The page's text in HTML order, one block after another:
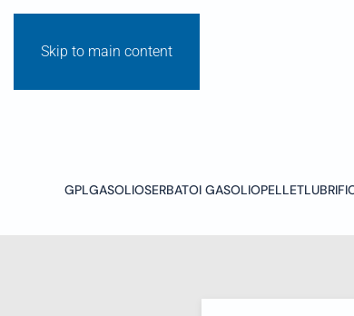
Skip to main content
GPLGASOLIOSERBATOI GASOLIOPELLET